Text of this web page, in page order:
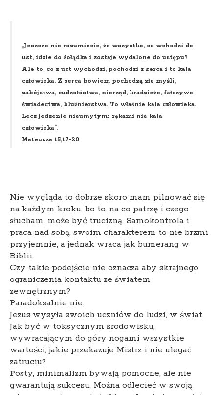
„Jeszcze nie rozumiecie, że wszystko, co wchodzi do
ust, idzie do żołądka i zostaje wydalone do ustępu?
Ale to, co z ust wychodzi, pochodzi z serca i to kala
człowieka. Z serca bowiem pochodzą złe myśli,
zabójstwa, cudzołóstwa, nierząd, kradzieże, fałszywe
świadectwa, bluźnierstwa. To właśnie kala człowieka.
Lecz jedzenie nieumytymi rękami nie kala
człowieka”.
Mateusza 15;17-20
Nie wygląda to dobrze skoro mam pilnować się
na każdym kroku, bo to, na co patrzę i czego
słucham, może być trucizną. Samokontrola i
praca nad sobą, swoim charakterem to nie brzmi
przyjemnie, a jednak wraca jak bumerang w
Biblii.
Czy takie podejście nie oznacza aby skrajnego
ograniczenia kontaktu ze światem
zewnętrznym?
Paradoksalnie nie.
Jezus wysyła swoich uczniów do ludzi, w świat.
Jak być w toksycznym środowisku,
wywracającym do góry nogami wszystkie
wartości, jakie przekazuje Mistrz i nie ulegać
zatruciu?
Posty, minimalizm bywają pomocne, ale nie
gwarantują sukcesu. Można odlecieć w swoją